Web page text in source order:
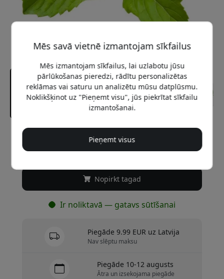
Ieteicamā cena
12.99 EUR
Nopirkt tagad
Ir noliktavā — gatavs sūtīšanai
Piegāde 9.99 EUR uz Latvija
Nav slēptu maksu
Piegāde 10-12 augusts
Ātra un izsekojama piegāde
Mēs savā vietnē izmantojam sīkfailus
Mēs izmantojam sīkfailus, lai uzlabotu jūsu
pārlūkošanas pieredzi, rādītu personalizētas
reklāmas vai saturu un analizētu mūsu datplūsmu.
Noklikšķinot uz "Pieņemt visu", jūs piekrītat sīkfailu
izmantošanai.
Pieņemt visus